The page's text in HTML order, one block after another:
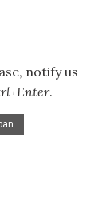
notify us
.